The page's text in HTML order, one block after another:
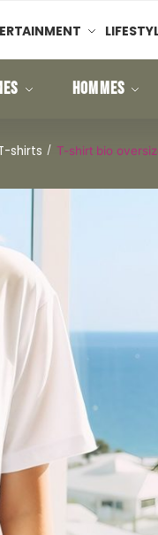
HOMMES
shirts / T-shirt bio